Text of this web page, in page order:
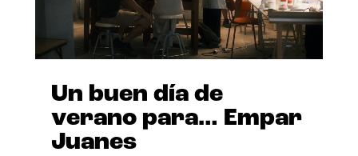
Un buen día de
verano para… Empar
Juanes